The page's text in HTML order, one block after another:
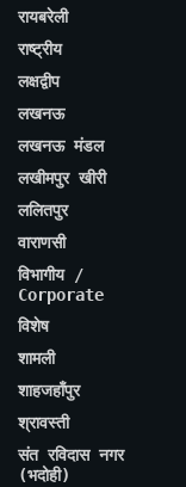
रायबरेली
राष्ट्रीय
लक्षद्वीप
लखनऊ
लखनऊ मंडल
लखीमपुर खीरी
ललितपुर
वाराणसी
विभागीय /
Corporate
विशेष
शामली
शाहजहाँपुर
श्रावस्ती
संत रविदास नगर
(भदोही)